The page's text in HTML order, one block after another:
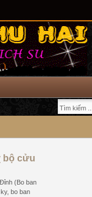
bộ cửu
(Bo ban
bo ban